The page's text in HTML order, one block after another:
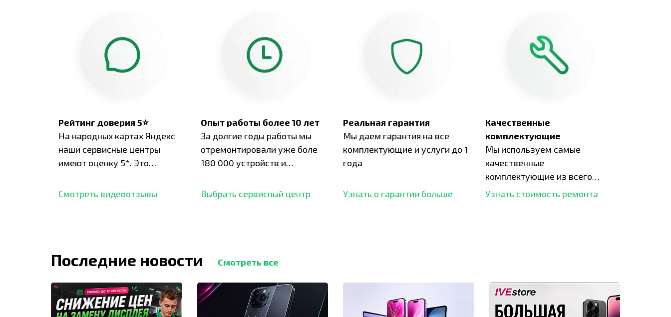
Рейтинг доверия 5⭐
На народных картах Яндекс
наши сервисные центры
имеют оценку 5*. Это
отзывов,
Смотреть видеоотзывы
Опыт работы более 10 лет
За долгие годы работы мы
отремонтировали уже боле
180 000 устройств и
опыт.
Выбрать сервисный центр
Реальная гарантия
Мы даем гарантия на все
комплектующие и услуги до 1
года
Узнать о гарантии больше
Качественные
комплектующие
Мы используем самые
качественные
комплектующие из всего
рынка и используем самое
Узнать стоимость ремонта
Последние новости Смотреть все